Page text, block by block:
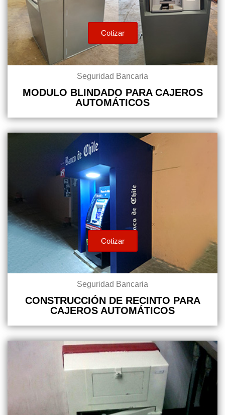
Cotizar
Seguridad Bancaria
MODULO BLINDADO PARA CAJEROS
AUTOMÁTICOS
Cotizar
Seguridad Bancaria
CONSTRUCCIÓN DE RECINTO PARA
CAJEROS AUTOMÁTICOS